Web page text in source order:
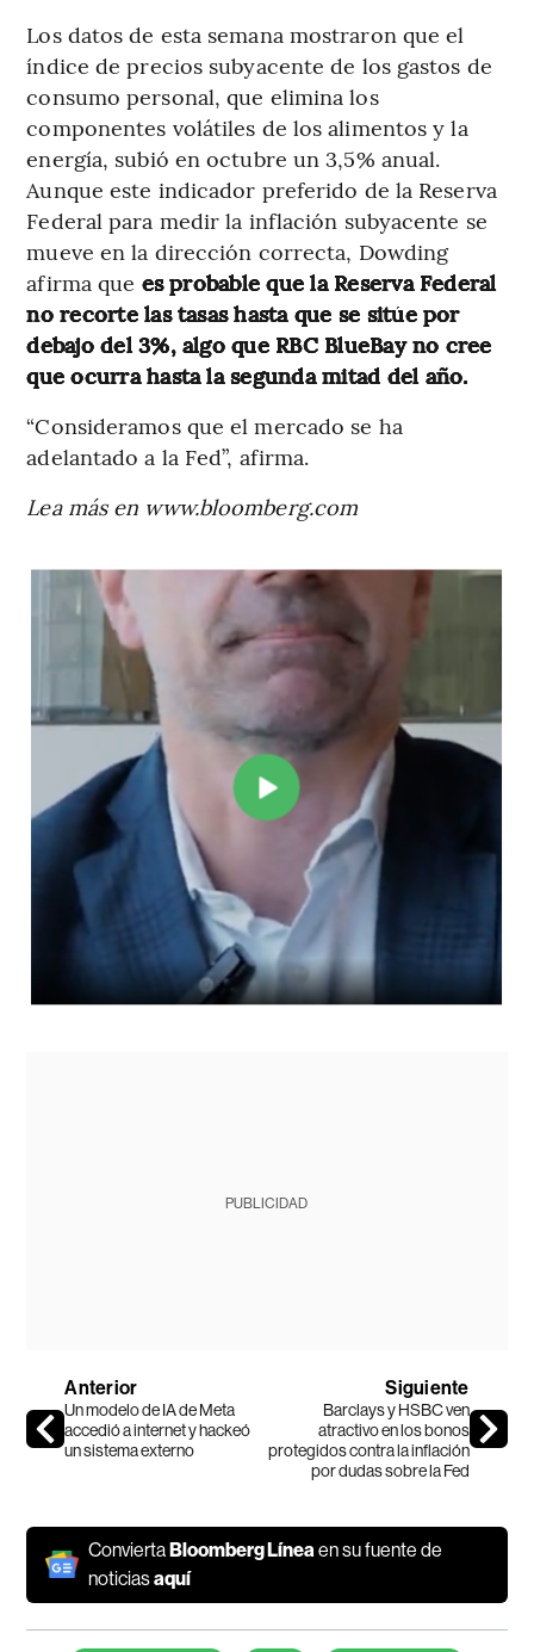
Los datos de esta semana mostraron que el
índice de precios subyacente de los gastos de
consumo personal, que elimina los
componentes volátiles de los alimentos y la
energía, subió en octubre un 3,5% anual.
Aunque este indicador preferido de la Reserva
Federal para medir la inflación subyacente se
mueve en la dirección correcta, Dowding
afirma que es probable que la Reserva Federal
no recorte las tasas hasta que se sitúe por
debajo del 3%, algo que RBC BlueBay no cree
que ocurra hasta la segunda mitad del año.
“Consideramos que el mercado se ha
adelantado a la Fed”, afirma.
Lea más en www.bloomberg.com
PUBLICIDAD
Anterior
Un modelo de IA de Meta
accedió a internet y hackeó
un sistema externo
Siguiente
Barclays y HSBC ven
atractivo en los bonos
protegidos contra la inflación
por dudas sobre la Fed
ConviertaBloomberg Línea en su fuente de
noticiasaquí